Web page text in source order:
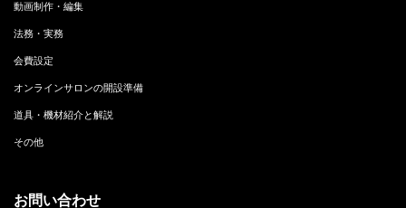
動画制作・編集
法務・実務
会費設定
オンラインサロンの開設準備
道具・機材紹介と解説
その他
お問い合わせ